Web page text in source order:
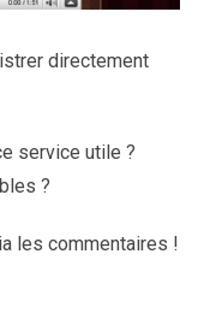
directement
service utile ?
?
les commentaires !